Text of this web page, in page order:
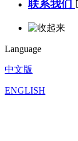
联系我们
Language
中文版
ENGLISH